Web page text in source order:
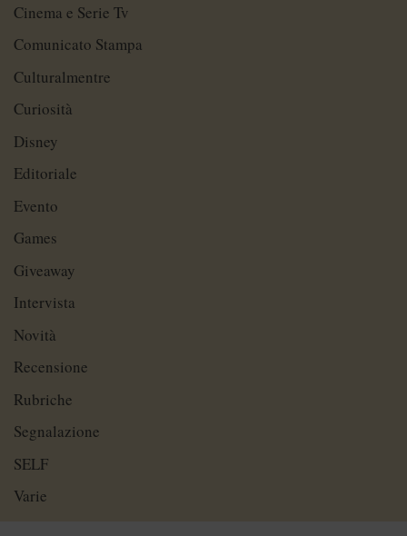
Cinema e Serie Tv
Comunicato Stampa
Culturalmentre
Curiosità
Disney
Editoriale
Evento
Games
Giveaway
Intervista
Novità
Recensione
Rubriche
Segnalazione
SELF
Varie